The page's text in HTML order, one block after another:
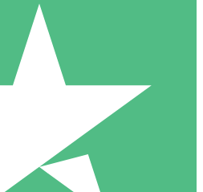
10 Downloads
20 00